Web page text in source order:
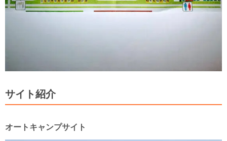
サイト紹介
オートキャンプサイト